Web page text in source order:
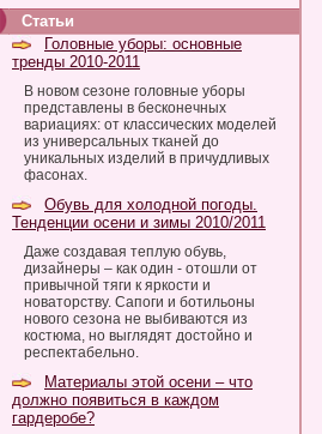
Статьи
Головные уборы: основные
тренды 2010-2011
В новом сезоне головные уборы
представлены в бесконечных
вариациях: от классических моделей
из универсальных тканей до
уникальных изделий в причудливых
фасонах.
Обувь для холодной погоды.
Тенденции осени и зимы 2010/2011
Даже создавая теплую обувь,
дизайнеры – как один - отошли от
привычной тяги к яркости и
новаторству. Сапоги и ботильоны
нового сезона не выбиваются из
костюма, но выглядят достойно и
респектабельно.
Материалы этой осени – что
должно появиться в каждом
гардеробе?